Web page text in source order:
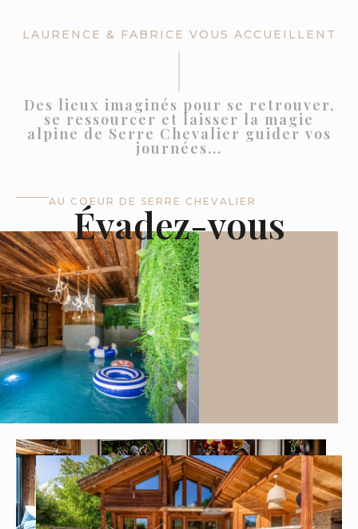
LAURENCE & FABRICE VOUS ACCUEILLENT
Des lieux imaginés pour se retrouver,
se ressourcer et laisser la magie
alpine de Serre Chevalier guider vos
journées...
AU COEUR DE SERRE CHEVALIER
Évadez-vous